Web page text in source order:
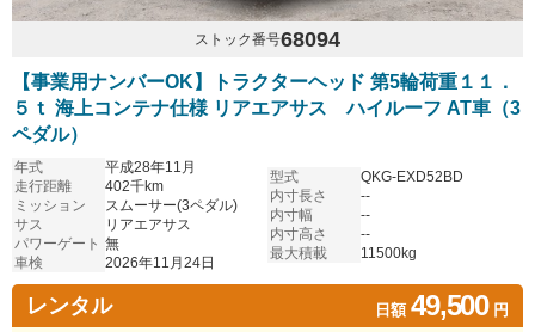
ストック番号68094
【事業用ナンバーOK】トラクターヘッド 第5輪荷重１１．
５ｔ 海上コンテナ仕様 リアエアサス ハイルーフ AT車（3
ペダル）
年式
平成28年11月
走行距離
402千km
ミッション
スムーサー(3ペダル)
サス
リアエアサス
パワーゲート 無
車検
2026年11月24日
型式
QKG-EXD52BD
内寸長さ
--
内寸幅
--
内寸高さ
--
最大積載
11500kg
レンタル 日額49,500円